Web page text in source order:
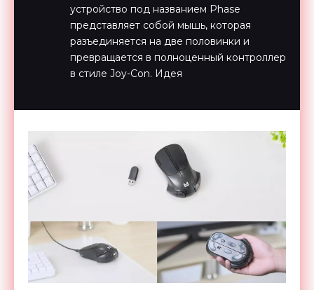
устройство под названием Phase
представляет собой мышь, которая
разъединяется на две половинки и
превращается в полноценный контроллер
в стиле Joy-Con. Идея